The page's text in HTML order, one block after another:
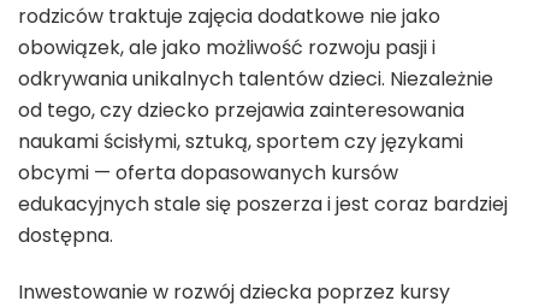
rodziców traktuje zajęcia dodatkowe nie jako
obowiązek, ale jako możliwość rozwoju pasji i
odkrywania unikalnych talentów dzieci. Niezależnie
od tego, czy dziecko przejawia zainteresowania
naukami ścisłymi, sztuką, sportem czy językami
obcymi — oferta dopasowanych kursów
edukacyjnych stale się poszerza i jest coraz bardziej
dostępna.
Inwestowanie w rozwój dziecka poprzez kursy